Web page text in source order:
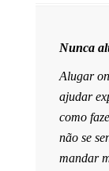
Nunca
Alugar
ajudar
como
não se
mandar